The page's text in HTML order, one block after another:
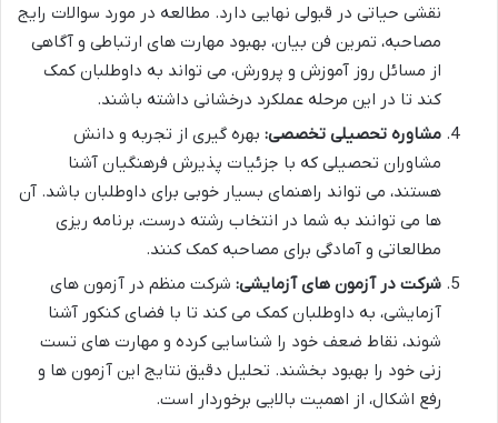
نقشی حیاتی در قبولی نهایی دارد. مطالعه در مورد سوالات رایج
مصاحبه، تمرین فن بیان، بهبود مهارت های ارتباطی و آگاهی
از مسائل روز آموزش و پرورش، می تواند به داوطلبان کمک
کند تا در این مرحله عملکرد درخشانی داشته باشند.
مشاوره تحصیلی تخصصی: بهره گیری از تجربه و دانش
مشاوران تحصیلی که با جزئیات پذیرش فرهنگیان آشنا
هستند، می تواند راهنمای بسیار خوبی برای داوطلبان باشد. آن
ها می توانند به شما در انتخاب رشته درست، برنامه ریزی
مطالعاتی و آمادگی برای مصاحبه کمک کنند.
شرکت در آزمون های آزمایشی: شرکت منظم در آزمون های
آزمایشی، به داوطلبان کمک می کند تا با فضای کنکور آشنا
شوند، نقاط ضعف خود را شناسایی کرده و مهارت های تست
زنی خود را بهبود بخشند. تحلیل دقیق نتایج این آزمون ها و
رفع اشکال، از اهمیت بالایی برخوردار است.